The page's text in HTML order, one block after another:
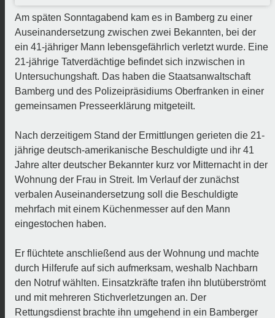
Am späten Sonntagabend kam es in Bamberg zu einer
Auseinandersetzung zwischen zwei Bekannten, bei der
ein 41-jähriger Mann lebensgefährlich verletzt wurde. Eine
21-jährige Tatverdächtige befindet sich inzwischen in
Untersuchungshaft. Das haben die Staatsanwaltschaft
Bamberg und des Polizeipräsidiums Oberfranken in einer
gemeinsamen Presseerklärung mitgeteilt.
Nach derzeitigem Stand der Ermittlungen gerieten die 21-
jährige deutsch-amerikanische Beschuldigte und ihr 41
Jahre alter deutscher Bekannter kurz vor Mitternacht in der
Wohnung der Frau in Streit. Im Verlauf der zunächst
verbalen Auseinandersetzung soll die Beschuldigte
mehrfach mit einem Küchenmesser auf den Mann
eingestochen haben.
Er flüchtete anschließend aus der Wohnung und machte
durch Hilferufe auf sich aufmerksam, weshalb Nachbarn
den Notruf wählten. Einsatzkräfte trafen ihn blutüberströmt
und mit mehreren Stichverletzungen an. Der
Rettungsdienst brachte ihn umgehend in ein Bamberger